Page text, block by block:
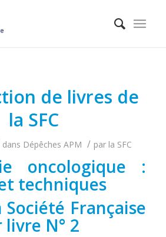
de livres de
la SFC
dans Dépêches APM / par la SFC
oncologique :
techniques
Française
livre N° 2